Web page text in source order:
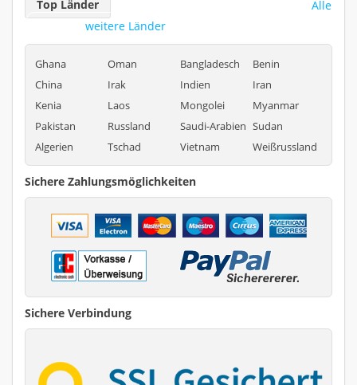
Top Länder
weitere Länder
Alle
Ghana Oman Bangladesch
Benin
China
Irak Indien
Iran
Kenia
Laos Mongolei
Myanmar
Pakistan
Russland Saudi-Arabien Sudan
Algerien
Tschad Vietnam Weißrussland
Sichere Zahlungsmöglichkeiten
Sichere Verbindung